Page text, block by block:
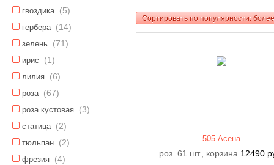
гвоздика (5)
гербера (14)
зелень (71)
ирис (1)
лилия (6)
роза (67)
роза кустовая (3)
статица (2)
тюльпан (2)
фрезия (4)
Сортировать по популярности:
505 Асена
роз. 61 шт., корзина 12490